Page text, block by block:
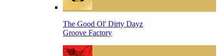
The Good Ol' Dirty Dayz
Groove Factory